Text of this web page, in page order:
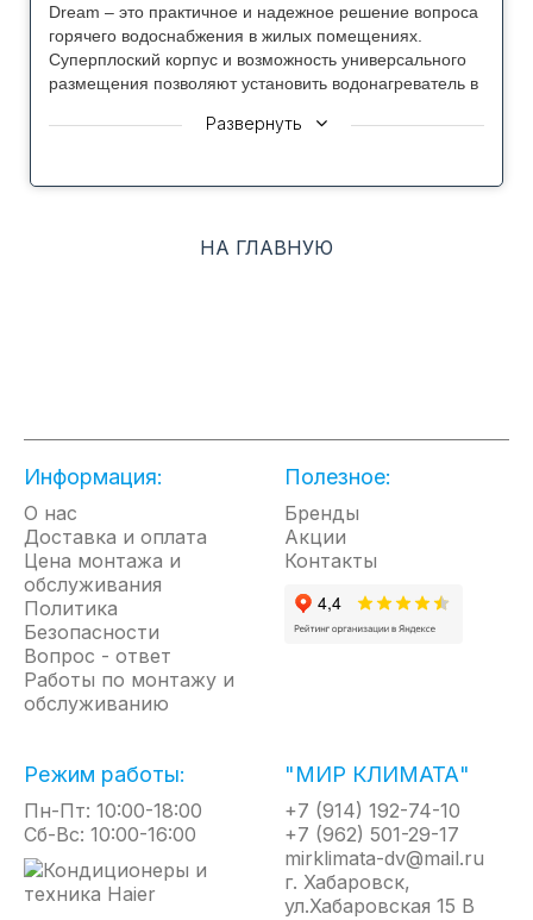
Dream – это практичное и надежное решение вопроса
горячего водоснабжения в жилых помещениях.
Суперплоский корпус и возможность универсального
размещения позволяют установить водонагреватель в
условий монтажа. Мощный медный ТЭН,
Преимущества Thermex Dream:
размещения даже в небольшом пространстве.
гидроударам и не теряется объем
водонагревателя.
Универсальный монтаж на стену. Все модели
серии Dream можно установить, как
вертикальном, так и горизонтальном положении,
а расположение подводки будет нижним и
боковым соответственно.
Нержавеющий внутренний бак. Технология G.5 с
использованием холодной сварки и
износоустойчивость и надежность
водонагревателя, а также не позволяет
образоваться коррозии на сварных швах, что
подтверждается 7 летней гарантией на
внутренний бак.
Простое управление с динамической
Развернуть
НА ГЛАВНУЮ
Информация:
О нас
Доставка и оплата
Цена монтажа и
обслуживания
Политика
Безопасности
Вопрос - ответ
Работы по монтажу и
обслуживанию
Полезное:
Бренды
Акции
Контакты
Режим работы:
Пн-Пт: 10:00-18:00
Сб-Вс: 10:00-16:00
"МИР КЛИМАТА"
+7 (914) 192-74-10
+7 (962) 501-29-17
mirklimata-dv@mail.ru
г. Хабаровск,
ул.Хабаровская 15 В